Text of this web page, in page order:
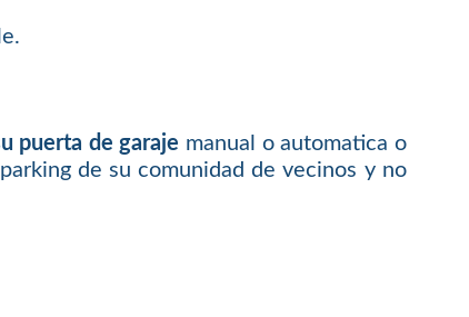
puerta de garaje manual o automatica o
de su comunidad de vecinos y no